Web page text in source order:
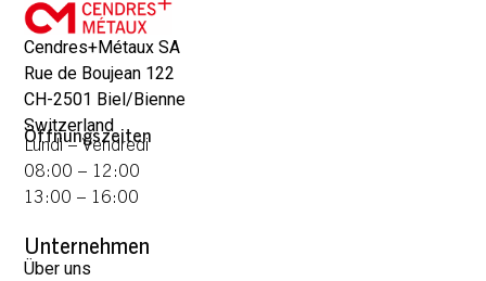
Cendres+Métaux SA
Rue de Boujean 122
CH-2501 Biel/Bienne
Switzerland
Öffnungszeiten
Lundi – Vendredi
08:00 – 12:00
13:00 – 16:00
Unternehmen
Über uns